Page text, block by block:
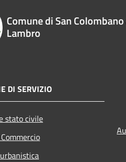
Comune di San
Lambro
DI SERVIZIO
stato civile